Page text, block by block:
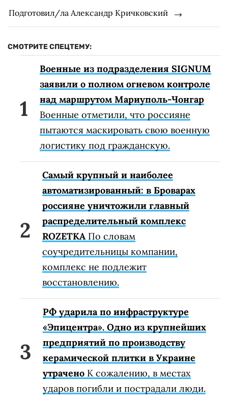
Подготовил/ла Александр Кричковский
СМОТРИТЕ СПЕЦТЕМУ:
Военные из подразделения SIGNUM
заявили о полном огневом контроле
над маршрутом Мариуполь-Чонгар
Военные отметили, что россияне
пытаются маскировать свою военную
логистику под гражданскую.
Самый крупный и наиболее
автоматизированный: в Броварах
россияне уничтожили главный
распределительный комплекс
ROZETKA По словам
соучредительницы компании,
комплекс не подлежит
восстановлению.
РФ ударила по инфраструктуре
«Эпицентра». Одно из крупнейших
предприятий по производству
керамической плитки в Украине
утрачено К сожалению, в местах
ударов погибли и пострадали люди.